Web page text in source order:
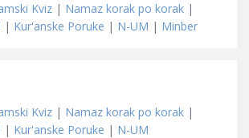
Kviz | Namaz korak po korak |
| Kur'anske Poruke | N-UM | Minber
Kviz | Namaz korak po korak |
| Kur'anske Poruke | N-UM